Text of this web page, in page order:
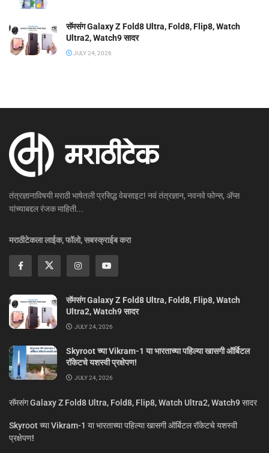
सॅमसंग Galaxy Z Fold8 Ultra, Fold8, Flip8, Watch
Ultra2, Watch9 सादर
JULY 24, 2026
तंत्रज्ञानाविषयी मराठी भाषेतली प्रसिद्ध वेबसाइट! नवं तंत्रज्ञान, नवनवे फोन्स, ॲप्स
यांच्याबद्दल रंजक माहिती...
मराठीटेकला लाईक, फॉलो, सबस्क्राईब करा
सॅमसंग Galaxy Z Fold8 Ultra, Fold8, Flip8, Watch
Ultra2, Watch9 सादर
JULY 24, 2026
Skyroot च्या Vikram-1 या भारताच्या पहिल्या खासगी ऑर्बिटल
रॉकेटचे यशस्वी प्रक्षेपण!
JULY 24, 2026
सॅमसंग Galaxy Z Fold8 Ultra, Fold8, Flip8, Watch Ultra2, Watch9 सादर
Skyroot च्या Vikram-1 या भारताच्या पहिल्या खासगी ऑर्बिटल रॉकेटचे यशस्वी
प्रक्षेपण!